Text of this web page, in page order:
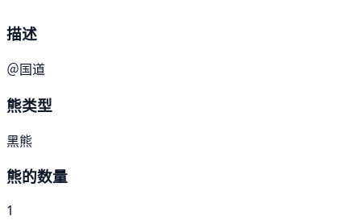
描述
＠国道
熊类型
黑熊
熊的数量
1